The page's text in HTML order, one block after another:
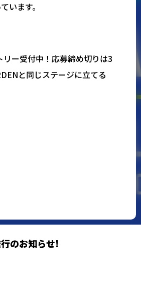
います。
ー受付中！応募締め切りは3
と同じステージに立てる
のお知らせ!